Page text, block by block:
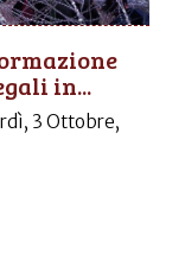
in...
3 Ottobre,